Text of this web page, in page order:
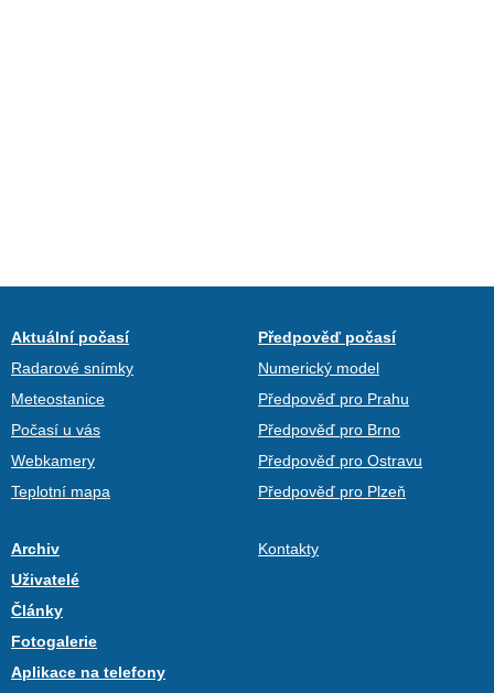
Aktuální počasí
Radarové snímky
Meteostanice
Počasí u vás
Webkamery
Teplotní mapa
Předpověď počasí
Numerický model
Předpověď pro Prahu
Předpověď pro Brno
Předpověď pro Ostravu
Předpověď pro Plzeň
Archiv
Uživatelé
Články
Fotogalerie
Aplikace na telefony
Kontakty